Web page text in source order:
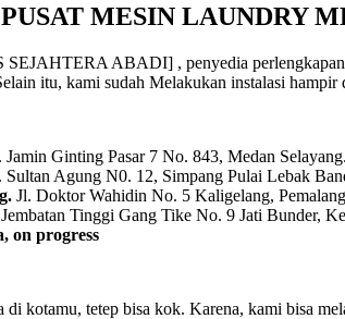
PUSAT MESIN LAUNDRY
SEJAHTERA ABADI] , penyedia
itu, kami sudah Melakukan instalasi hampir
Jamin Ginting Pasar 7 No. 843, Medan Selayang.
Sultan Agung N0. 12, Simpang Pulai Lebak
Jl. Doktor Wahidin No. 5 Kaligelang,
Jembatan Tinggi Gang Tike No. 9 Jati Bunder,
progress
di kotamu, tetep bisa kok. Karena, kami bisa